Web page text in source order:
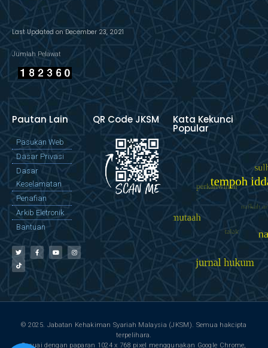
Last Updated on December 23, 2021
Jumlah Pelawat
Pautan Lain
Pasukan Web
Dasar Privasi
Dasar
Keselamatan
Penafian
Arkib Eletronik
Bantuan
QR Code JKSM Kata Kekunci
Popular
© 2025. Jabatan Kehakiman Syariah Malaysia (JKSM). Semua hakcipta
terpelihara.
Sesuai dengan paparan 1024 x 768 pixel menggunakan Google Chrome,